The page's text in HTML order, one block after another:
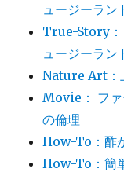
ュージーラン
True-Story：
ュージーラン
Nature Art：
Movie： フ
の倫理
How-To：酢
How-To：簡